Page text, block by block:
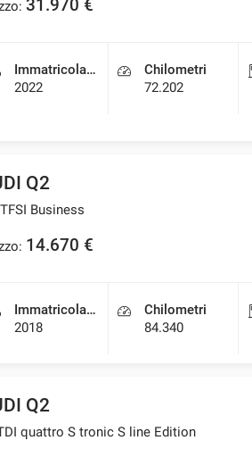
31.970 €
Immatricolazione
2022
Chilometri
72.202
Q2
Business
14.670 €
Immatricolazione
2018
Chilometri
84.340
Q2
quattro S tronic S line Edition